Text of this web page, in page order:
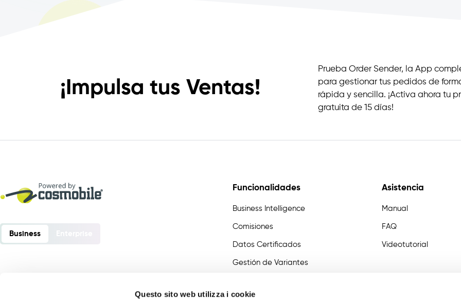
Questo sito web utilizza i cookie
¡Impulsa tus Ventas!
Prueba Order Sender, la App
para gestionar tus pedidos de
rápida y sencilla. ¡Activa ahora tu
gratuita de 15 días!
Business
Order Sender es un software desarrollado por
Funcionalidades
Business Intelligence
Comisiones
Datos Certificados
Gestión de Variantes
Catálogo
Asistencia
Manual
FAQ
Videotutorial